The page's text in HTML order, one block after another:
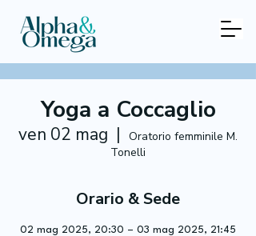
Yoga a Coccaglio
ven 02 mag
  |
Oratorio femminile M.
Tonelli
Orario & Sede
02 mag 2025, 20:30 – 03 mag 2025, 21:45